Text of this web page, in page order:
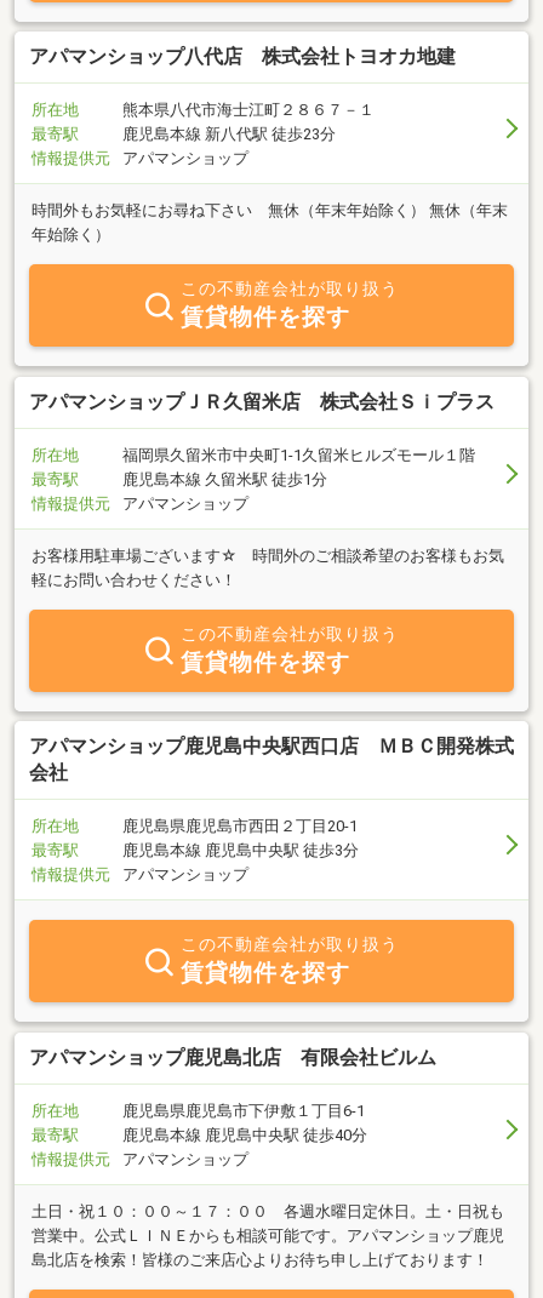
アパマンショップ八代店 株式会社トヨオカ地建
所在地
熊本県八代市海士江町２８６７－１
最寄駅
鹿児島本線 新八代駅 徒歩23分
情報提供元
アパマンショップ
時間外もお気軽にお尋ね下さい 無休（年末年始除く） 無休（年末
年始除く）
この不動産会社が取り扱う
賃貸物件を探す
アパマンショップＪＲ久留米店 株式会社Ｓｉプラス
所在地
福岡県久留米市中央町1-1久留米ヒルズモール１階
最寄駅
鹿児島本線 久留米駅 徒歩1分
情報提供元
アパマンショップ
お客様用駐車場ございます☆ 時間外のご相談希望のお客様もお気
軽にお問い合わせください！
この不動産会社が取り扱う
賃貸物件を探す
アパマンショップ鹿児島中央駅西口店 ＭＢＣ開発株式
会社
所在地
鹿児島県鹿児島市西田２丁目20-1
最寄駅
鹿児島本線 鹿児島中央駅 徒歩3分
情報提供元
アパマンショップ
この不動産会社が取り扱う
賃貸物件を探す
アパマンショップ鹿児島北店 有限会社ビルム
所在地
鹿児島県鹿児島市下伊敷１丁目6-1
最寄駅
鹿児島本線 鹿児島中央駅 徒歩40分
情報提供元
アパマンショップ
土日・祝１０：００～１７：００ 各週水曜日定休日。土・日祝も
営業中。公式ＬＩＮＥからも相談可能です。アパマンショップ鹿児
島北店を検索！皆様のご来店心よりお待ち申し上げております！